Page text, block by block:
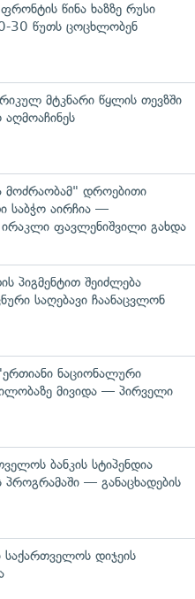
წინა ხაზზე რუსი
30 წუთს ცოცხლობენ
მტკნარი წყლის თევზში
აღმოაჩინეს
მოძრაობამ" დროებითი
საბჭო აირჩია —
ფავლენიშვილი გახდა
პიგმენტით შეიძლება
საღებავი ჩაანაცვლონ
ნაციონალური
მივიდა — პირველი
ბანკის სტიპენდია
პროგრამაში — განაცხადების
საქართველოს დიჯეის